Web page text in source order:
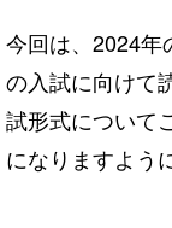
今回は、2024年
の入試に向けて
試形式について
になりますよう